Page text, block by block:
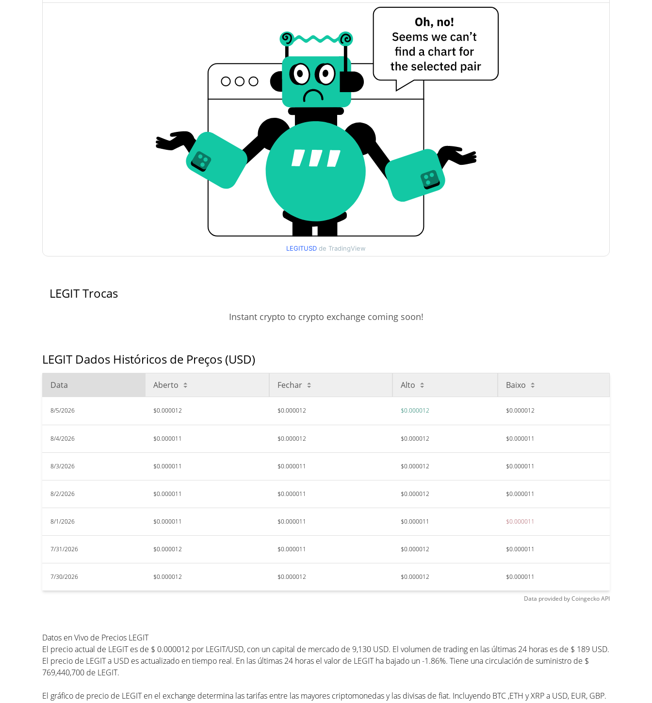
LEGITUSD de TradingView
LEGIT Trocas
Instant crypto to crypto exchange coming soon!
LEGIT Dados Históricos de Preços (USD)
Data Aberto Fechar Alto Baixo
8/5/2026 $0.000012 $0.000012 $0.000012 $0.000012
8/4/2026 $0.000011 $0.000012 $0.000012 $0.000011
8/3/2026 $0.000011 $0.000011 $0.000012 $0.000011
8/2/2026 $0.000011 $0.000011 $0.000012 $0.000011
8/1/2026 $0.000011 $0.000011 $0.000011 $0.000011
7/31/2026 $0.000012 $0.000011 $0.000012 $0.000011
7/30/2026 $0.000012 $0.000012 $0.000012 $0.000011
Data provided byCoingeckoAPI
Datos en Vivo de Precios LEGIT
El precio actual de LEGIT es de $ 0.000012 por LEGIT/USD, con un capital de mercado de 9,130 USD. El volumen de trading en las últimas 24 horas es de $ 189 USD.
El precio de LEGIT a USD es actualizado en tiempo real. En las últimas 24 horas el valor de LEGIT ha bajado un -1.86%. Tiene una circulación de suministro de $
769,440,700 de LEGIT.
El gráfico de precio de LEGIT en el exchange determina las tarifas entre las mayores criptomonedas y las divisas de fiat. Incluyendo BTC ,ETH y XRP a USD, EUR, GBP.